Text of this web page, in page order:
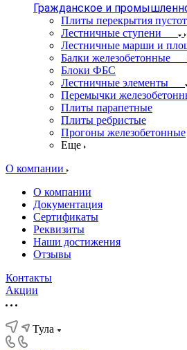
Гражданское и
Плиты перекрытия
Лестничные ступени
Лестничные марши и
Балки железобетонные
Блоки ФБС
Лестничные элементы
Перемычки
Плиты парапетные
Плиты ребристые
Прогоны железобетонные
Еще
О компании
О компании
Документация
Сертификаты
Реквизиты
Наши достижения
Отзывы
Контакты
Акции
Тула